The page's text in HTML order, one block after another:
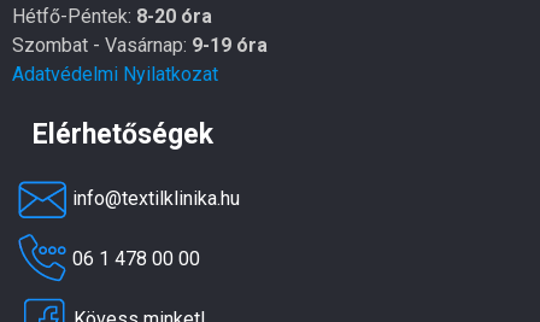
Hétfő-Péntek: 8-20 óra
Szombat - Vasárnap: 9-19 óra
Adatvédelmi Nyilatkozat
Elérhetőségek
info@textilklinika.hu
06 1 478 00 00